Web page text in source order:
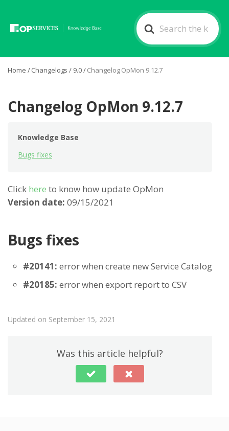
Search
For
Home /Changelogs / 9.0/Changelog OpMon 9.12.7
Changelog OpMon 9.12.7
Knowledge Base
Bugs fixes
Click here to know how update OpMon
Version date: 09/15/2021
Bugs fixes
#20141: error when create new Service Catalog
#20185: error when export report to CSV
Updated on September 15, 2021
Was this article helpful?